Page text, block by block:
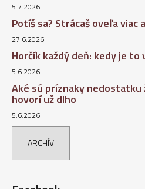
5.7.2026
Potíš sa? Strácaš oveľa viac
27.6.2026
Horčík každý deň: kedy je to
5.6.2026
Aké sú príznaky nedostatku
hovorí už dlho
5.6.2026
ARCHÍV